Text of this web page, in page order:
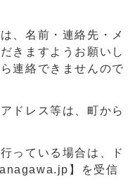
、名前・連絡先・メ
きますようお願いし
連絡できませんので
ドレス等は、町から
っている場合は、ド
】を受信